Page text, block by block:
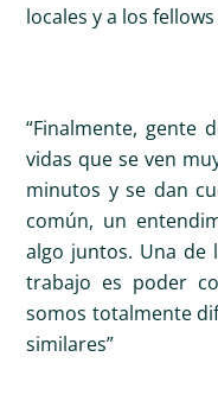
locales y a los fellows
“Finalmente, gente
vidas que se ven
minutos y se dan
común, un
algo juntos. Una de
trabajo es poder
somos totalmente
similares”